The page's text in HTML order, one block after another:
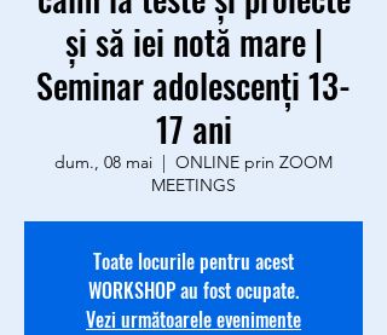
și să iei notă mare |
Seminar adolescenți 13-
17 ani
dum., 08 mai
  |
ONLINE prin ZOOM
MEETINGS
Toate locurile pentru acest
WORKSHOP au fost ocupate.
Vezi următoarele evenimente